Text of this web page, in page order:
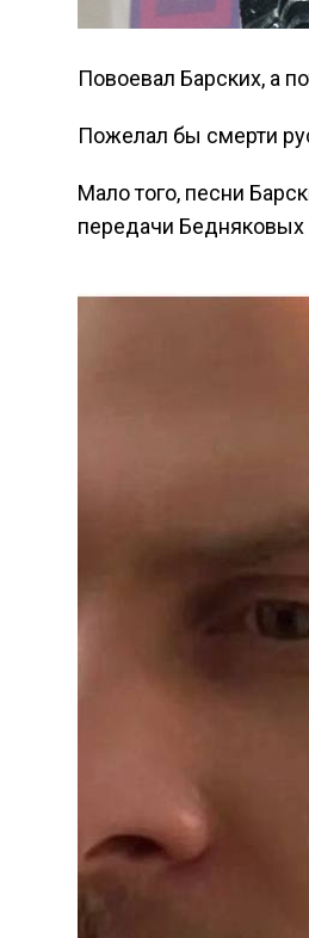
Повоевал Барских, а
Пожелал бы смерти
Мало того, песни
передачи Бедняковых